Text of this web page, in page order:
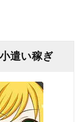
遣い稼ぎ